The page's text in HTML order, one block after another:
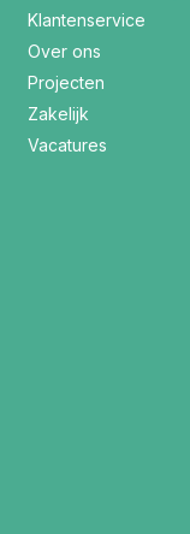
Klantenservice
Over ons
Projecten
Zakelijk
Vacatures